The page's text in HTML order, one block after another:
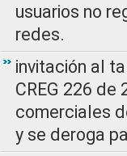
usuarios no
redes.
invitación al
CREG 226
comerciales
y se deroga